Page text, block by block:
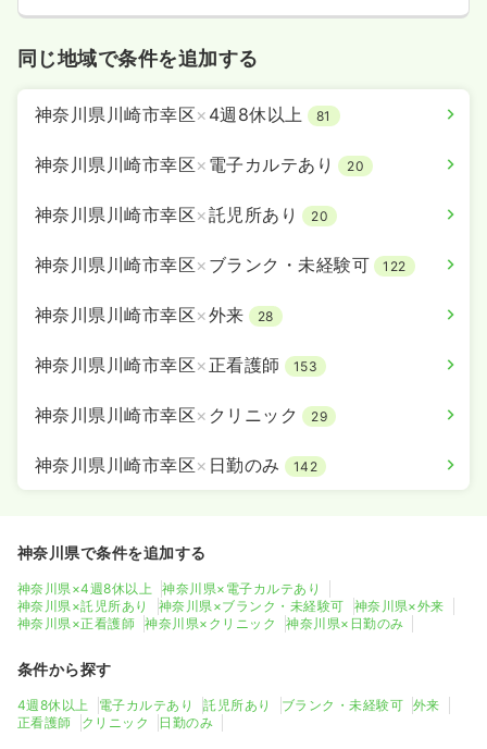
同じ地域で条件を追加する
神奈川県川崎市幸区× 4週8休以上 81
神奈川県川崎市幸区× 電子カルテあり 20
神奈川県川崎市幸区×託児所あり 20
神奈川県川崎市幸区× ブランク・未経験可 122
神奈川県川崎市幸区×外来 28
神奈川県川崎市幸区× 正看護師 153
神奈川県川崎市幸区× クリニック 29
神奈川県川崎市幸区× 日勤のみ 142
神奈川県で条件を追加する
神奈川県×4週8休以上
神奈川県×電子カルテあり
神奈川県×託児所あり
神奈川県×ブランク・未経験可
神奈川県×外来
神奈川県×正看護師
神奈川県×クリニック 神奈川県×日勤のみ
条件から探す
4週8休以上 電子カルテあり 託児所あり ブランク・未経験可 外来
正看護師
クリニック 日勤のみ